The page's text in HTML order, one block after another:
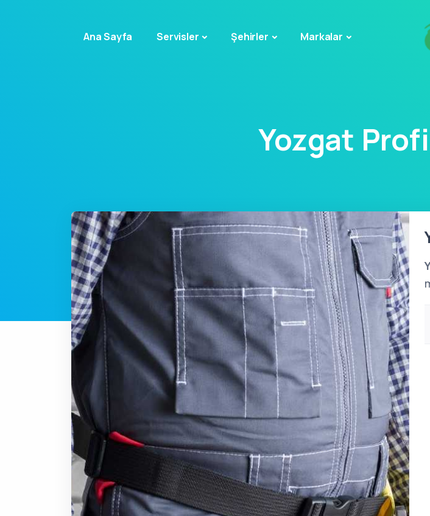
Ana Sayfa Servisler Şehirler Markalar
Yozgat